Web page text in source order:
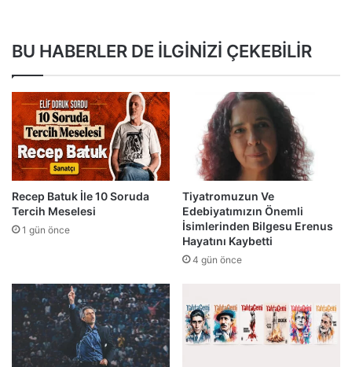
BU HABERLER DE İLGİNİZİ ÇEKEBİLİR
Recep Batuk İle 10 Soruda
Tercih Meselesi
1 gün önce
Tiyatromuzun Ve
Edebiyatımızın Önemli
İsimlerinden Bilgesu Erenus
Hayatını Kaybetti
4 gün önce